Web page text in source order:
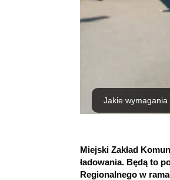
Jakie
Miejski Zakład
ładowania. Będą to
Regionalnego w